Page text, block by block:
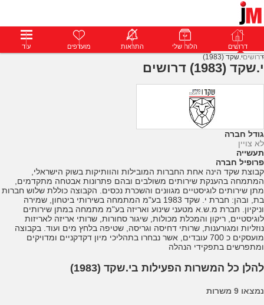
דרושים פרופילים הודעות פרימיום דרושים הלוח שלי התראות מועדפים עוד
דרושיםי.שקד (1983)
י.שקד (1983) דרושים
גודל חברה
לא צויין
תעשייה
פרופיל חברה
קבוצת שקד הינה אחת החברות המובילות והוותיקות בשוק הישראלי,
המתמחה בהענקת שירותים משולבים ובהם פתרונות אבטחה מתקדמים,
מתן שירותים לוגיסטיים מגוונים והשכרת נכסים. הקבוצה כוללת שלוש חברות
בת, ובהן: חברת י. שקד 1983 בע"מ המתמחה בשירותי ביטחון, שמירה
וניקיון. חברת מ.ש.א מטעני שינוע ואריזה בע"מ מתמחה במתן שירותים
לוגיסטיים, ריקון והמכלת מכולות, שיגור סחורות, שרותי אריזה לאריזות
נוזליות ומגורענות, שרותי דחיסה וגריסה, שטיפה בלחץ מים ועוד. בקבוצה
מועסקים כ 700 עובדים, אשר נבחרו בתהליכי מיון דקדקניים ומדויקים
ומתפרשים בתפקידי הנהלה
להלן כל המשרות הפעילות בי.שקד (1983)
נמצאו 9 משרות